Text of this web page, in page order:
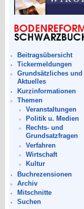
Beitragsübersicht
Tickermeldungen
Grundsätzliches und
Aktuelles
Kurzinformationen
Themen
Veranstaltungen
Politik u. Medien
Rechts- und
Grundsatzfragen
Verfahren
Wirtschaft
Kultur
Buchrezensionen
Archiv
Mitschnitte
Suchen